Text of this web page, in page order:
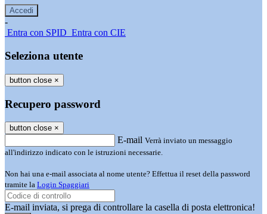
-
Entra con SPID Entra con CIE
Seleziona utente
button close ×
Recupero password
button close ×
E-mail Verrà inviato un messaggio
all'indirizzo indicato con le istruzioni necessarie.
Non hai una e-mail associata al nome utente? Effettua il reset della password
tramite la Login Spaggiari
E-mail inviata, si prega di controllare la casella di posta elettronica!